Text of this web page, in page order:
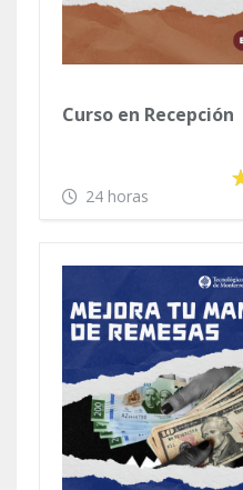
Curso en Recepción
24 horas